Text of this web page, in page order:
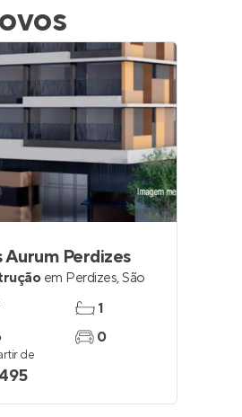
Aurum Perdizes
em Perdizes,São
1
0
de